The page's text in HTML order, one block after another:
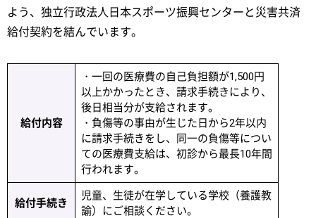
よう、独立行政法人日本スポーツ振興センターと災害共済
給付契約を結んでいます。
給付内容
・一回の医療費の自己負担額が1,500円
以上かかったとき、請求手続きにより、
後日相当分が支給されます。
・負傷等の事由が生じた日から2年以内
に請求手続きをし、同一の負傷等につい
ての医療費支給は、初診から最長10年間
行われます。
給付手続き
児童、生徒が在学している学校（養護教
諭）にご相談ください。